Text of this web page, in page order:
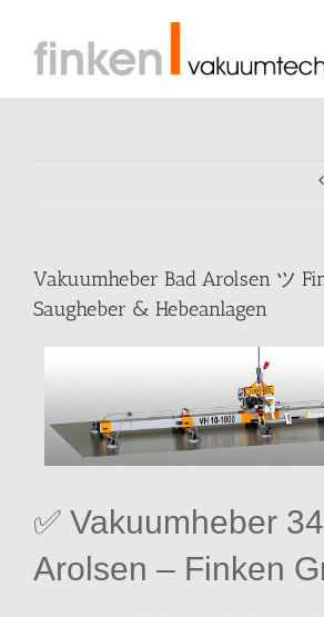
content
Vakuumheber Bad Arolsen ツ
Saugheber & Hebeanlagen
✅ Vakuumheber
Arolsen – Finken